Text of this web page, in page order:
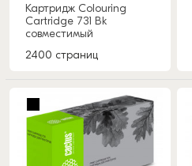
Картридж Colouring
Cartridge 731 Bk
совместимый
2400 страниц